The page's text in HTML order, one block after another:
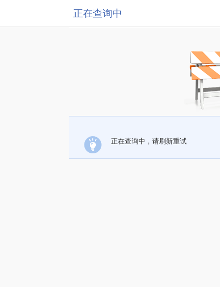
正在查询中
正在查询中，请刷新重试